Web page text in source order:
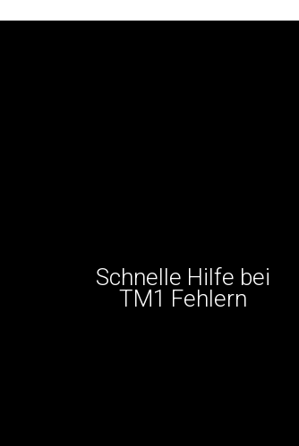
Schnelle Hilfe bei
TM1 Fehlern